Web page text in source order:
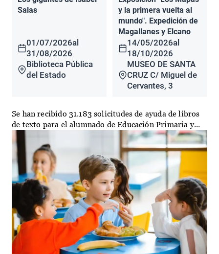
Salas
01/07/2026al
31/08/2026
Biblioteca Pública
del Estado
y la primera vuelta al
mundo". Expedición de
Magallanes y Elcano
14/05/2026al
18/10/2026
MUSEO DE SANTA
CRUZ C/ Miguel de
Cervantes, 3
Se han recibido 31.183 solicitudes de ayuda de libros
de texto para el alumnado de Educación Primaria y...